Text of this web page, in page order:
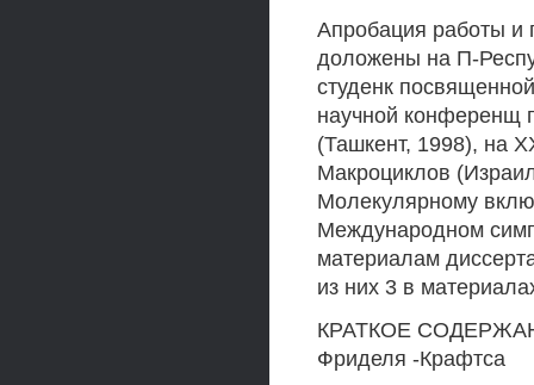
Апробация работы и
доложены на П-
студенк
научной конференщ
(Ташкент, 1998), на
Макроциклов
Молекулярному
Международном
материалам
из них 3 в
КРАТКОЕ
Фриделя -Крафтса